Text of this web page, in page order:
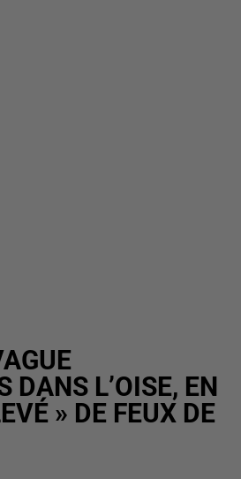
DANS L’OISE, EN
» DE FEUX DE